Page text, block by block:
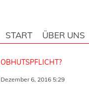
START ÜBER UNS
OBHUTSPFLICHT?
Dezember 6, 2016 5:29